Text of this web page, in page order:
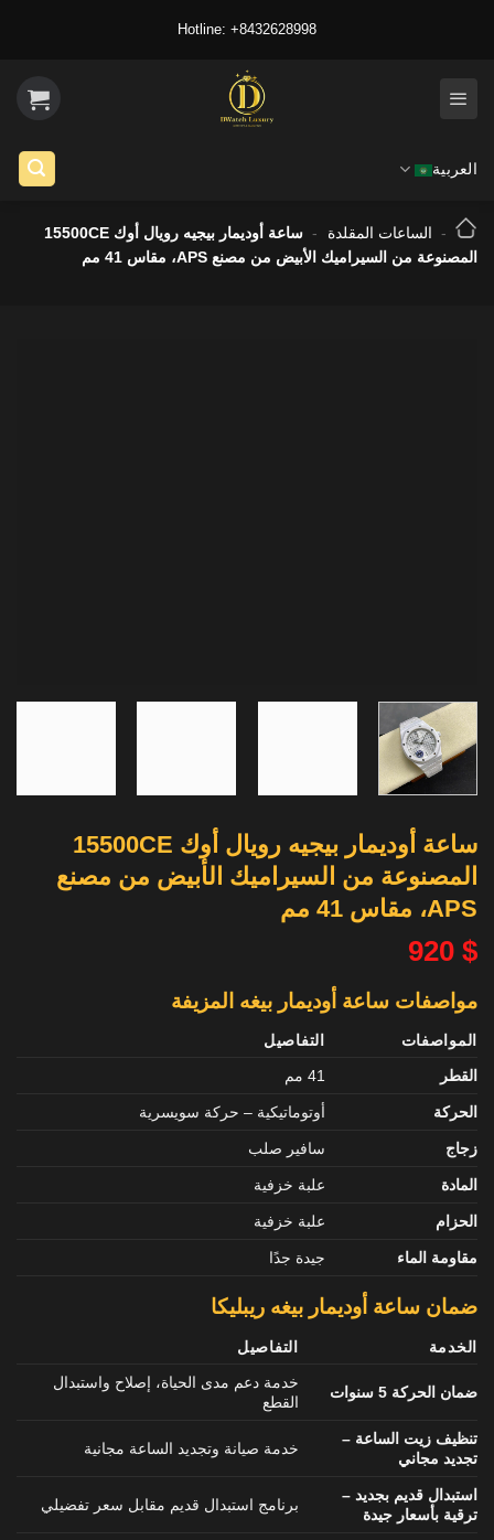
Hotline: +8432628998
العربية
- الساعات المقلدة -
ساعة أوديمار بيجيه رويال أوك 15500CE
المصنوعة من السيراميك الأبيض من مصنع APS، مقاس 41 مم
ساعة أوديمار بيجيه رويال أوك 15500CE
المصنوعة من السيراميك الأبيض من مصنع
APS، مقاس 41 مم
920 $
مواصفات ساعة أوديمار بيغه المزيفة
المواصفات
التفاصيل
القطر
41 مم
الحركة أوتوماتيكية – حركة سويسرية
زجاج سافير صلب
المادة علبة خزفية
الحزام علبة خزفية
مقاومة الماء جيدة جدًا
ضمان ساعة أوديمار بيغه ريبليكا
الخدمة التفاصيل
ضمان الحركة 5 سنوات
خدمة دعم مدى الحياة، إصلاح واستبدال
القطع
تنظيف زيت الساعة –
تجديد مجاني
خدمة صيانة وتجديد الساعة مجانية
استبدال قديم بجديد –
ترقية بأسعار جيدة
برنامج استبدال قديم مقابل سعر تفضيلي